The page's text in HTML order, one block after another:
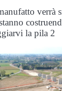
verrà
la pila 2